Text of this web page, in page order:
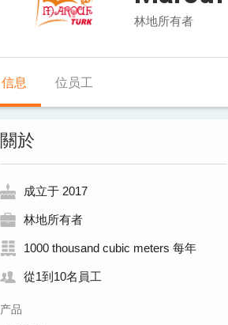
林地所有者
信息 位员工
關於
成立于 2017
林地所有者
1000 thousand cubic meters 每年
從1到10名員工
产品